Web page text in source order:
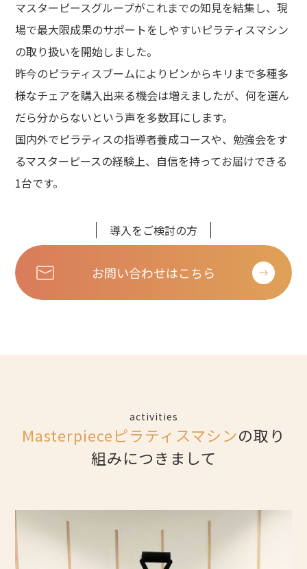
マスターピースグループがこれまでの知見を結集し、現
場で最大限成果のサポートをしやすいピラティスマシン
の取り扱いを開始しました。
昨今のピラティスブームによりピンからキリまで多種多
様なチェアを購入出来る機会は増えましたが、何を選ん
だら分からないという声を多数耳にします。
国内外でピラティスの指導者養成コースや、勉強会をす
るマスターピースの経験上、自信を持ってお届けできる
1台です。
導入をご検討の方
お問い合わせはこちら
activities
Masterpieceピラティスマシンの取り
組みにつきまして